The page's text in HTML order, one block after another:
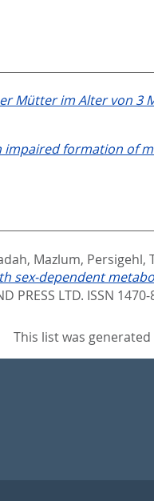
Mütter im Alter von 3
formation of
Mazlum, Persigehl,
sex-dependent
PRESS LTD. ISSN
This list was generated